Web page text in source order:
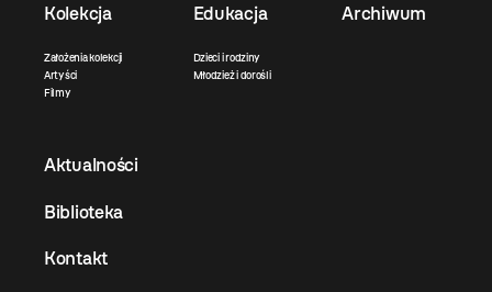
Kolekcja
Założenia kolekcji
Artyści
Filmy
Edukacja
Dzieci i rodziny
Młodzież i dorośli
Archiwum
Aktualności
Biblioteka
Kontakt